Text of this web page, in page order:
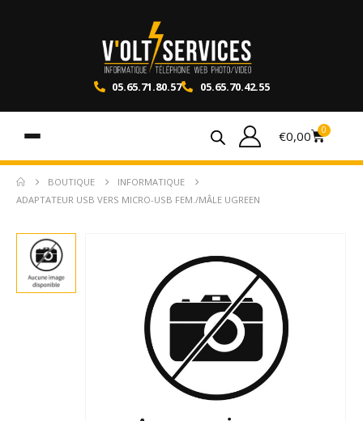
05.65.71.80.57 05.65.70.42.55
€0,00 0
BOUTIQUE
INFORMATIQUE
ADAPTATEUR USB VERS MICRO-USB FEM./MÂLE UGREEN